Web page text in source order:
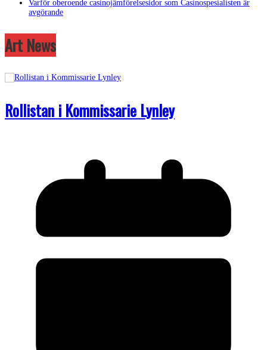
Varför oberoende casinojämförelsesidor som Casinospesialisten är
avgörande
Art News
Rollistan i Kommissarie Lynley